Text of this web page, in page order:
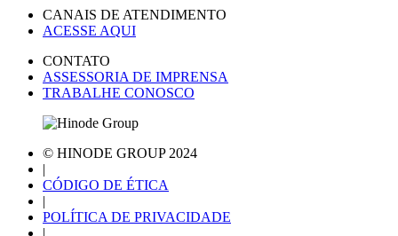
CANAIS DE ATENDIMENTO
ACESSE AQUI
CONTATO
ASSESSORIA DE IMPRENSA
TRABALHE CONOSCO
© HINODE GROUP 2024
|
CÓDIGO DE ÉTICA
|
POLÍTICA DE PRIVACIDADE